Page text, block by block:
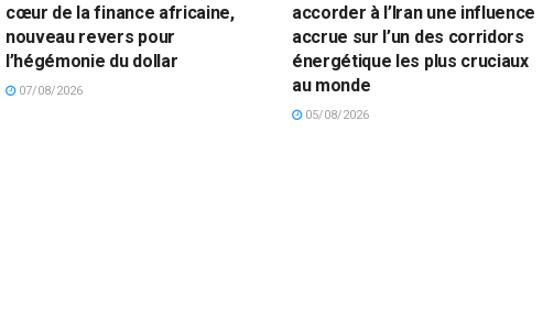
cœur de la finance africaine,
nouveau revers pour
l’hégémonie du dollar
07/08/2026
accorder à l’Iran une influence
accrue sur l’un des corridors
énergétique les plus cruciaux
au monde
05/08/2026